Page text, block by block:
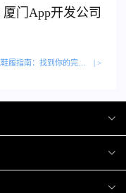
厦门 App开发公司
| >